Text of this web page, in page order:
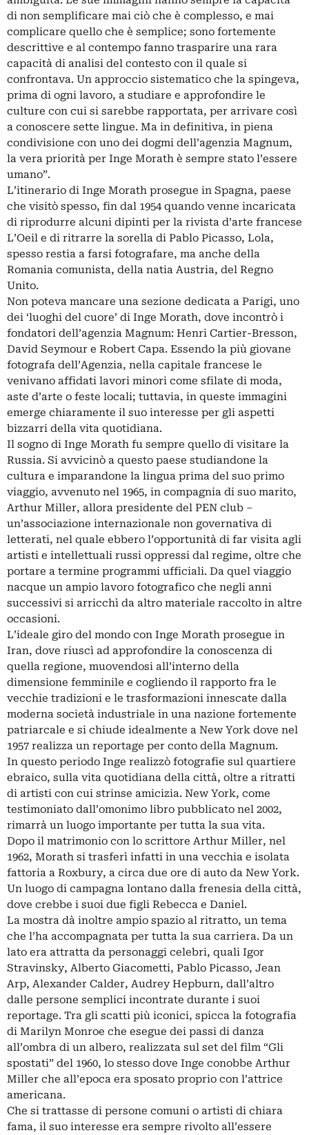
di non semplificare mai ciò che è complesso, e mai
complicare quello che è semplice; sono fortemente
descrittive e al contempo fanno trasparire una rara
capacità di analisi del contesto con il quale si
confrontava. Un approccio sistematico che la spingeva,
prima di ogni lavoro, a studiare e approfondire le
culture con cui si sarebbe rapportata, per arrivare così
a conoscere sette lingue. Ma in definitiva, in piena
condivisione con uno dei dogmi dell’agenzia Magnum,
la vera priorità per Inge Morath è sempre stato l’essere
umano”.
L’itinerario di Inge Morath prosegue in Spagna, paese
che visitò spesso, fin dal 1954 quando venne incaricata
di riprodurre alcuni dipinti per la rivista d’arte francese
L’Oeil e di ritrarre la sorella di Pablo Picasso, Lola,
spesso restia a farsi fotografare, ma anche della
Romania comunista, della natia Austria, del Regno
Unito.
Non poteva mancare una sezione dedicata a Parigi, uno
dei ‘luoghi del cuore’ di Inge Morath, dove incontrò i
fondatori dell’agenzia Magnum: Henri Cartier-Bresson,
David Seymour e Robert Capa. Essendo la più giovane
fotografa dell’Agenzia, nella capitale francese le
venivano affidati lavori minori come sfilate di moda,
aste d’arte o feste locali; tuttavia, in queste immagini
emerge chiaramente il suo interesse per gli aspetti
bizzarri della vita quotidiana.
Il sogno di Inge Morath fu sempre quello di visitare la
Russia. Si avvicinò a questo paese studiandone la
cultura e imparandone la lingua prima del suo primo
viaggio, avvenuto nel 1965, in compagnia di suo marito,
Arthur Miller, allora presidente del PEN club –
un’associazione internazionale non governativa di
letterati, nel quale ebbero l’opportunità di far visita agli
artisti e intellettuali russi oppressi dal regime, oltre che
portare a termine programmi ufficiali. Da quel viaggio
nacque un ampio lavoro fotografico che negli anni
successivi si arricchì da altro materiale raccolto in altre
occasioni.
L’ideale giro del mondo con Inge Morath prosegue in
Iran, dove riuscì ad approfondire la conoscenza di
quella regione, muovendosi all’interno della
dimensione femminile e cogliendo il rapporto fra le
vecchie tradizioni e le trasformazioni innescate dalla
moderna società industriale in una nazione fortemente
patriarcale e si chiude idealmente a New York dove nel
1957 realizza un reportage per conto della Magnum.
In questo periodo Inge realizzò fotografie sul quartiere
ebraico, sulla vita quotidiana della città, oltre a ritratti
di artisti con cui strinse amicizia. New York, come
testimoniato dall’omonimo libro pubblicato nel 2002,
rimarrà un luogo importante per tutta la sua vita.
Dopo il matrimonio con lo scrittore Arthur Miller, nel
1962, Morath si trasferì infatti in una vecchia e isolata
fattoria a Roxbury, a circa due ore di auto da New York.
Un luogo di campagna lontano dalla frenesia della città,
dove crebbe i suoi due figli Rebecca e Daniel.
La mostra dà inoltre ampio spazio al ritratto, un tema
che l’ha accompagnata per tutta la sua carriera. Da un
lato era attratta da personaggi celebri, quali Igor
Stravinsky, Alberto Giacometti, Pablo Picasso, Jean
Arp, Alexander Calder, Audrey Hepburn, dall’altro
dalle persone semplici incontrate durante i suoi
reportage. Tra gli scatti più iconici, spicca la fotografia
di Marilyn Monroe che esegue dei passi di danza
all’ombra di un albero, realizzata sul set del film “Gli
spostati” del 1960, lo stesso dove Inge conobbe Arthur
Miller che all’epoca era sposato proprio con l’attrice
americana.
Che si trattasse di persone comuni o artisti di chiara
fama, il suo interesse era sempre rivolto all’essere